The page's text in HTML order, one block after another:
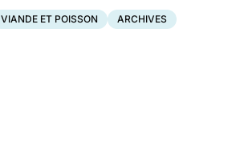
VIANDE ET POISSON ARCHIVES